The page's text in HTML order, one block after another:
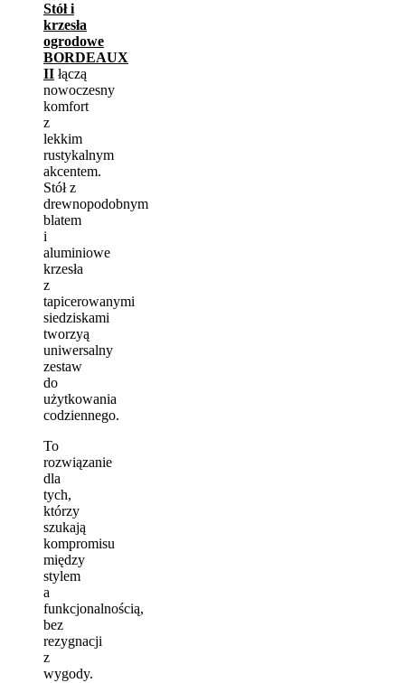
Stół i
krzesła
ogrodowe
BORDEAUX
II łączą
nowoczesny
komfort
z
lekkim
rustykalnym
akcentem.
Stół z
drewnopodobnym
blatem
i
aluminiowe
krzesła
z
tapicerowanymi
siedziskami
tworzyą
uniwersalny
zestaw
do
użytkowania
codziennego.
To
rozwiązanie
dla
tych,
którzy
szukają
kompromisu
między
stylem
a
funkcjonalnością,
bez
rezygnacji
z
wygody.